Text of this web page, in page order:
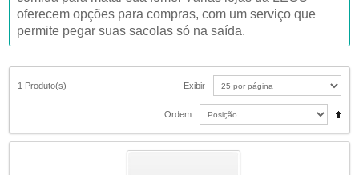
oferecem opções para compras, com um serviço que
permite pegar suas sacolas só na saída.
1 Produto(s) Exibir
Ordem